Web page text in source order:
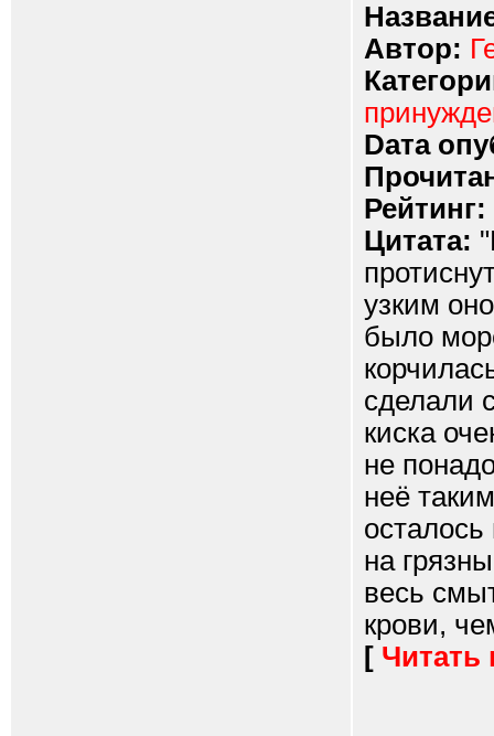
Автор:
Dата
Рейтинг:
Цитата:
узким
было
сделали
киска
не
неё
на
весь
крови,
[ Читать